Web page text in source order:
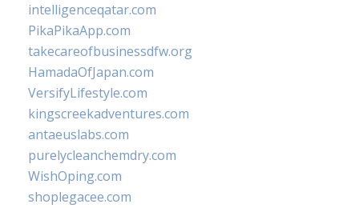
intelligenceqatar.com
PikaPikaApp.com
takecareofbusinessdfw.org
HamadaOfJapan.com
VersifyLifestyle.com
kingscreekadventures.com
antaeuslabs.com
purelycleanchemdry.com
WishOping.com
shoplegacee.com